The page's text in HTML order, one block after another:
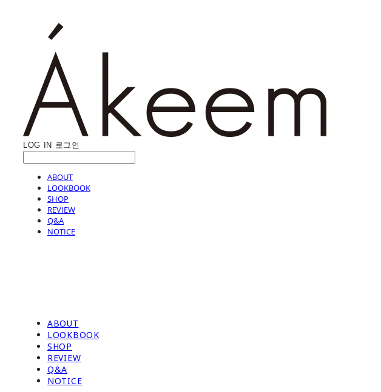
LOG IN 로그인
ABOUT
LOOKBOOK
SHOP
REVIEW
Q&A
NOTICE
ABOUT
LOOKBOOK
SHOP
REVIEW
Q&A
NOTICE